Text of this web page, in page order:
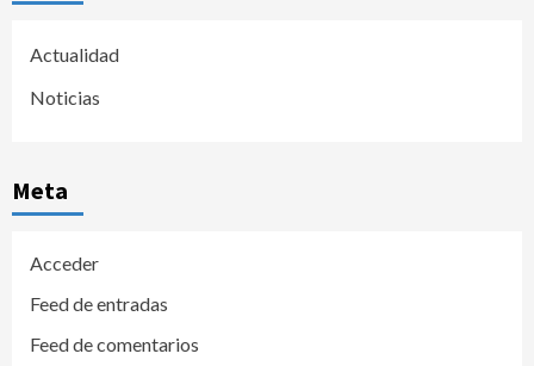
Actualidad
Noticias
Meta
Acceder
Feed de entradas
Feed de comentarios